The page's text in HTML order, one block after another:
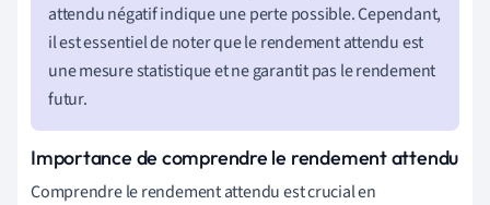
attendu négatif indique une perte possible. Cependant,
il est essentiel de noter que le rendement attendu est
une mesure statistique et ne garantit pas le rendement
futur.
Importance de comprendre le rendement attendu
Comprendre le rendement attendu est crucial en